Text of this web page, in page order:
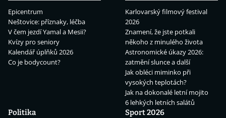
Epicentrum
Neštovice: příznaky, léčba
V čem jezdí Yamal a Mesii?
Kvízy pro seniory
Kalendář úplňků 2026
Co je bodycount?
Karlovarský filmový festival
2026
Znamení, že jste potkali
někoho z minulého života
Astronomické úkazy 2026:
zatmění slunce a další
Jak obléci miminko při
vysokých teplotách?
Jak na dokonalé letní mojito
6 lehkých letních salátů
Politika
Sport 2026